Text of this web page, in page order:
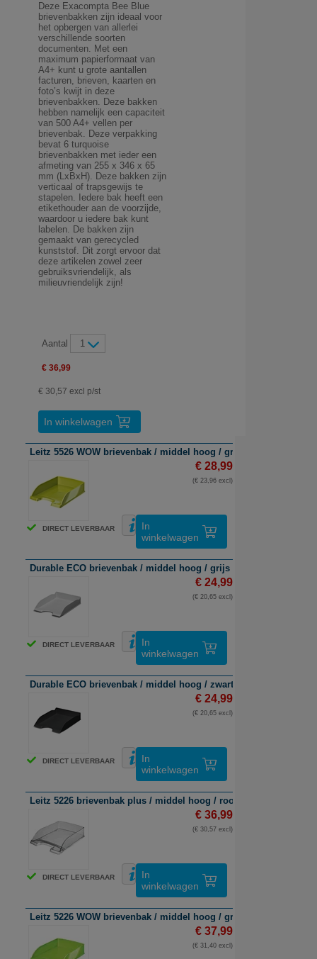
Deze Exacompta Bee Blue
brievenbakken zijn ideaal voor
het opbergen van allerlei
verschillende soorten
documenten. Met een
maximum papierformaat van
A4+ kunt u grote aantallen
facturen, brieven, kaarten en
foto’s kwijt in deze
brievenbakken. Deze bakken
hebben namelijk een capaciteit
van 500 A4+ vellen per
brievenbak. Deze verpakking
bevat 6 turquoise
brievenbakken met ieder een
afmeting van 255 x 346 x 65
mm (LxBxH). Deze bakken zijn
verticaal of trapsgewijs te
stapelen. Iedere bak heeft een
etikethouder aan de voorzijde,
waardoor u iedere bak kunt
labelen. De bakken zijn
gemaakt van gerecycled
kunststof. Dit zorgt ervoor dat
deze artikelen zowel zeer
gebruiksvriendelijk, als
milieuvriendelijk zijn!
Aantal 1
€ 36,99
€ 30,57 excl p/st
In winkelwagen
Leitz 5526 WOW brievenbak / middel hoog / groen metallic / 5
DIRECT LEVERBAAR
€ 28,99
(€ 23,96 excl)
In
winkelwagen
Durable ECO brievenbak / middel hoog / grijs / 6 stuks
DIRECT LEVERBAAR
€ 24,99
(€ 20,65 excl)
In
winkelwagen
Durable ECO brievenbak / middel hoog / zwart / 6 stuks
DIRECT LEVERBAAR
€ 24,99
(€ 20,65 excl)
In
winkelwagen
Leitz 5226 brievenbak plus / middel hoog / rook transparant / 5
DIRECT LEVERBAAR
€ 36,99
(€ 30,57 excl)
In
winkelwagen
Leitz 5226 WOW brievenbak / middel hoog / groen / 5 stuks
€ 37,99
(€ 31,40 excl)